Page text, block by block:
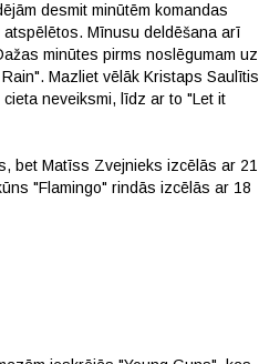
desmit minūtēm komandas
Mīnusu deldēšana arī
minūtes pirms noslēgumam uz
Mazliet vēlāk Kristaps Saulītis
neveiksmi, līdz ar to "Let it
bet Matīss Zvejnieks izcēlās ar 21
"Flamingo" rindās izcēlās ar 18